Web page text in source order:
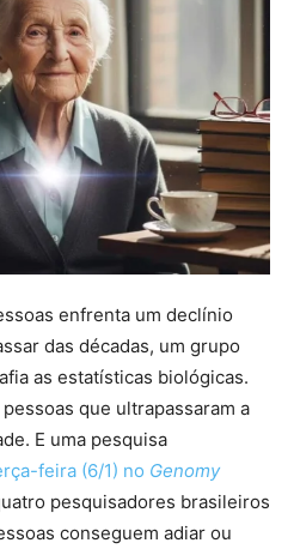
enfrenta um declínio
das décadas, um grupo
as estatísticas biológicas.
que ultrapassaram a
E uma pesquisa
feira (6/1) no Genomy
pesquisadores brasileiros
conseguem adiar ou